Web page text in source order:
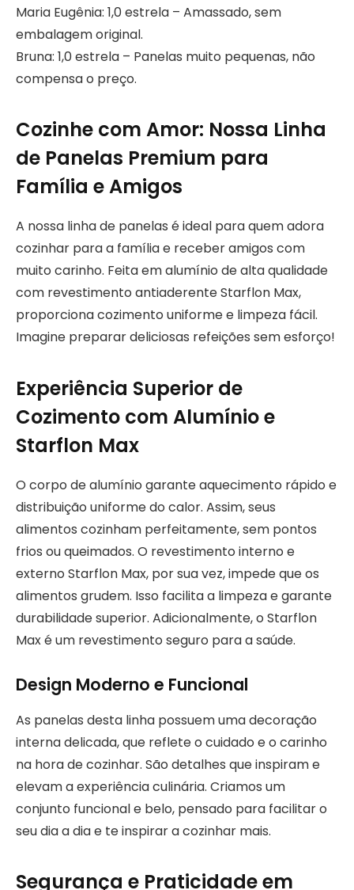
Maria Eugênia: 1,0 estrela – Amassado, sem
embalagem original.
Bruna: 1,0 estrela – Panelas muito pequenas, não
compensa o preço.
Cozinhe com Amor: Nossa Linha
de Panelas Premium para
Família e Amigos
A nossa linha de panelas é ideal para quem adora
cozinhar para a família e receber amigos com
muito carinho. Feita em alumínio de alta qualidade
com revestimento antiaderente Starflon Max,
proporciona cozimento uniforme e limpeza fácil.
Imagine preparar deliciosas refeições sem esforço!
Experiência Superior de
Cozimento com Alumínio e
Starflon Max
O corpo de alumínio garante aquecimento rápido e
distribuição uniforme do calor. Assim, seus
alimentos cozinham perfeitamente, sem pontos
frios ou queimados. O revestimento interno e
externo Starflon Max, por sua vez, impede que os
alimentos grudem. Isso facilita a limpeza e garante
durabilidade superior. Adicionalmente, o Starflon
Max é um revestimento seguro para a saúde.
Design Moderno e Funcional
As panelas desta linha possuem uma decoração
interna delicada, que reflete o cuidado e o carinho
na hora de cozinhar. São detalhes que inspiram e
elevam a experiência culinária. Criamos um
conjunto funcional e belo, pensado para facilitar o
seu dia a dia e te inspirar a cozinhar mais.
Segurança e Praticidade em